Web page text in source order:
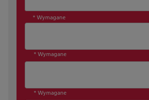
* Wymagane
* Wymagane
* Wymagane